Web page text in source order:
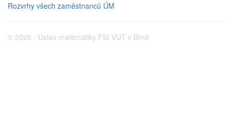
Rozvrhy všech zaměstnanců ÚM
© 2026 - Ústav matematiky FSI VUT v Brně